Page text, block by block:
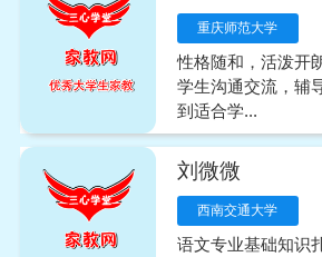
重庆师范大学
性格随和，活泼开
学生沟通交流，辅
到适合学...
刘微微
西南交通大学
语文专业基础知识